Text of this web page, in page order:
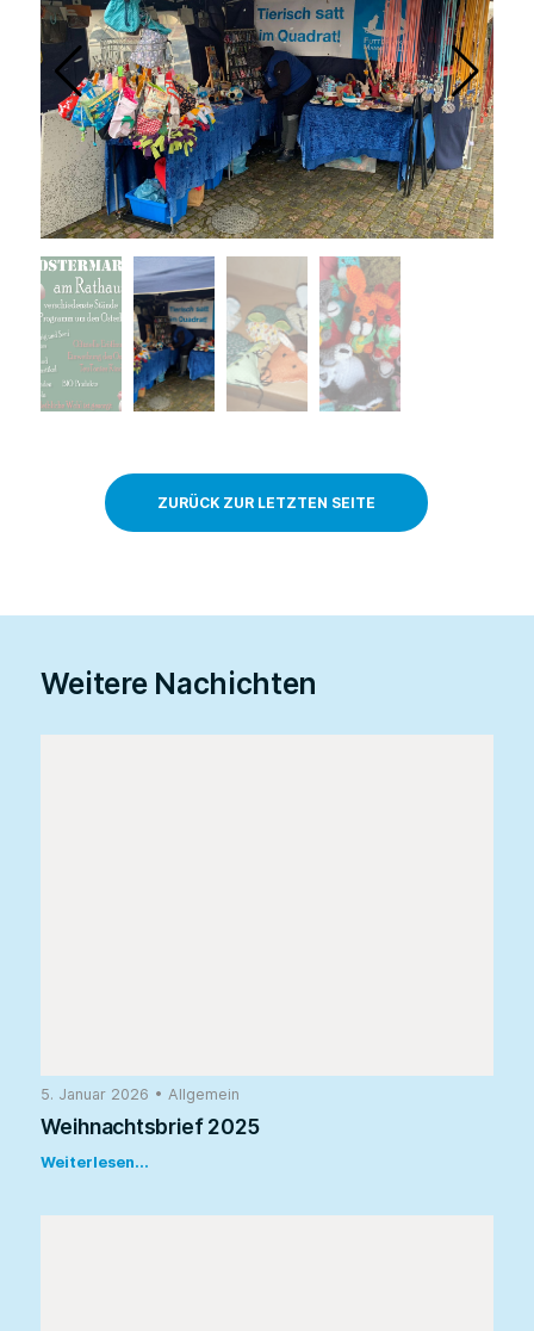
ZURÜCK ZUR LETZTEN SEITE
Weitere Nachichten
5. Januar 2026 • Allgemein
Weihnachtsbrief 2025
Weiterlesen...